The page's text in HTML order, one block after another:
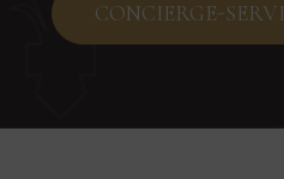
CONCIERGE-